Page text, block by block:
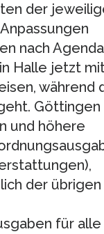
der
nach Agenda
Halle jetzt
während
und höhere
der übrigen
für alle